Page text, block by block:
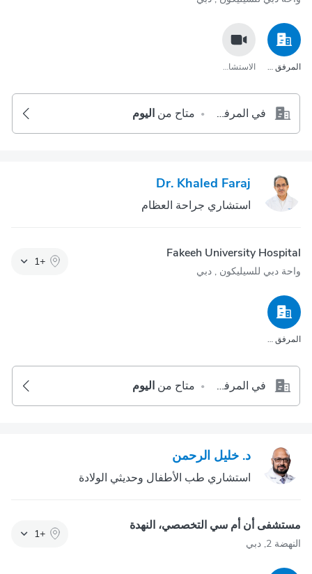
المرفق الصحي الاستشارة عبر مكالمة الفيديو
في المرفق الصحي • متاح من اليوم
Dr. Khaled Faraj
استشاري جراحة العظام
Fakeeh University Hospital
واحة دبي للسيليكون‎ , دبي
+
1
المرفق الصحي
في المرفق الصحي • متاح من اليوم
د. خليل الرحمن
استشاري طب الأطفال وحديثي الولادة
مستشفى أن أم سي التخصصي، النهدة
النهضة 2, دبي
+
1